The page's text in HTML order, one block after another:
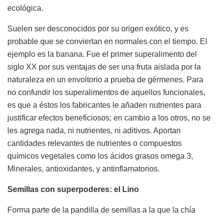
ecológica.
Suelen ser desconocidos por su origen exótico, y es
probable que se conviertan en normales con el tiempo. El
ejemplo es la banana. Fue el primer superalimento del
siglo XX por sus ventajas de ser una fruta aislada por la
naturaleza en un envoltorio a prueba de gérmenes. Para
no confundir los superalimentos de aquellos funcionales,
es que a éstos los fabricantes le añaden nutrientes para
justificar efectos beneficiosos; en cambio a los otros, no se
les agrega nada, ni nutrientes, ni aditivos. Aportan
cantidades relevantes de nutrientes o compuestos
químicos vegetales como los ácidos grasos omega 3,
Minerales, antioxidantes, y antinflamatorios.
Semillas con superpoderes: el Lino
Forma parte de la pandilla de semillas a la que la chía